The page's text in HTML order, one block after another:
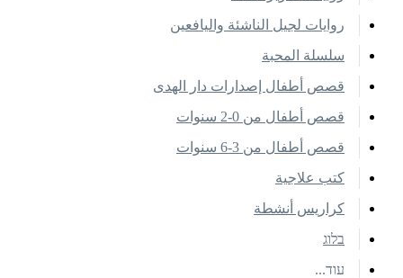
روايات لجيل الناشئة واليافعين
سلسلة المحبة
قصص أطفال إصدارات دار الهدى
قصص أطفال من 0-2 سنوات
قصص أطفال من 3-6 سنوات
كتب علاجية
كراريس أنشطة
בלוג
עוד...